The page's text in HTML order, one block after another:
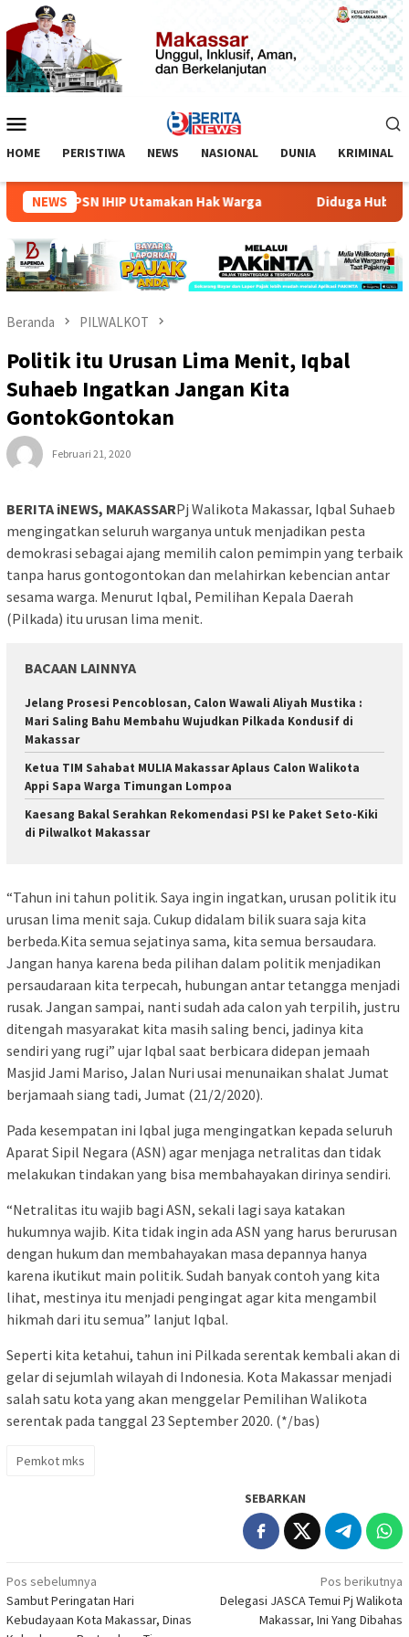
Loncat
ke
konten
Mobile
HOME PERISTIWA NEWS NASIONAL DUNIA KRIMINAL
NEWS
PSN IHIP Utamakan Hak Warga Diduga Hubungan
Beranda PILWALKOT
Politik itu Urusan Lima Menit, Iqbal
Suhaeb Ingatkan Jangan Kita
GontokGontokan
Februari 21, 2020
BERITA iNEWS, MAKASSARPj Walikota Makassar, Iqbal Suhaeb
mengingatkan seluruh warganya untuk menjadikan pesta
demokrasi sebagai ajang memilih calon pemimpin yang terbaik
tanpa harus gontogontokan dan melahirkan kebencian antar
sesama warga. Menurut Iqbal, Pemilihan Kepala Daerah
(Pilkada) itu urusan lima menit.
BACAAN LAINNYA
Jelang Prosesi Pencoblosan, Calon Wawali Aliyah Mustika :
Mari Saling Bahu Membahu Wujudkan Pilkada Kondusif di
Makassar
Ketua TIM Sahabat MULIA Makassar Aplaus Calon Walikota
Appi Sapa Warga Timungan Lompoa
Kaesang Bakal Serahkan Rekomendasi PSI ke Paket Seto-Kiki
di Pilwalkot Makassar
“Tahun ini tahun politik. Saya ingin ingatkan, urusan politik itu
urusan lima menit saja. Cukup didalam bilik suara saja kita
berbeda.Kita semua sejatinya sama, kita semua bersaudara.
Jangan hanya karena beda pilihan dalam politik menjadikan
persaudaraan kita terpecah, hubungan antar tetangga menjadi
rusak. Jangan sampai, nanti sudah ada calon yah terpilih, justru
ditengah masyarakat kita masih saling benci, jadinya kita
sendiri yang rugi” ujar Iqbal saat berbicara didepan jemaah
Masjid Jami Mariso, Jalan Nuri usai menunaikan shalat Jumat
berjamaah siang tadi, Jumat (21/2/2020).
Pada kesempatan ini Iqbal juga mengingatkan kepada seluruh
Aparat Sipil Negara (ASN) agar menjaga netralitas dan tidak
melakukan tindakan yang bisa membahayakan dirinya sendiri.
“Netralitas itu wajib bagi ASN, sekali lagi saya katakan
hukumnya wajib. Kita tidak ingin ada ASN yang harus berurusan
dengan hukum dan membahayakan masa depannya hanya
karena ikutikut main politik. Sudah banyak contoh yang kita
lihat, mestinya itu menjadi pengingat agar kita mengambil
hikmah dari itu semua” lanjut Iqbal.
Seperti kita ketahui, tahun ini Pilkada serentak kembali akan di
gelar di sejumlah wilayah di Indonesia. Kota Makassar menjadi
salah satu kota yang akan menggelar Pemilihan Walikota
serentak pada tanggal 23 September 2020. (*/bas)
Pemkot mks
SEBARKAN
Navigasi
pos
Pos sebelumnya
Sambut Peringatan Hari
Kebudayaan Kota Makassar, Dinas
Pos berikutnya
Delegasi JASCA Temui Pj Walikota
Makassar, Ini Yang Dibahas